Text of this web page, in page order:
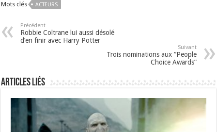
Mots clés ACTEURS
Précédent
Robbie Coltrane lui aussi désolé
d’en finir avec Harry Potter
Suivant
Trois nominations aux “People
Choice Awards”
Articles liés